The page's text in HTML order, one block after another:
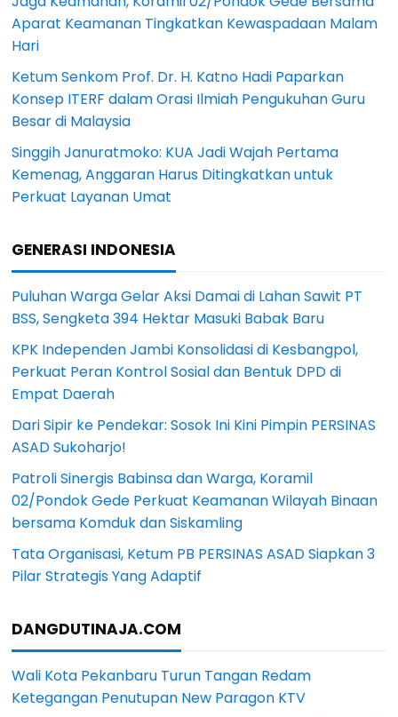
Aparat Keamanan Tingkatkan Kewaspadaan Malam
Hari
Ketum Senkom Prof. Dr. H. Katno Hadi Paparkan
Konsep ITERF dalam Orasi Ilmiah Pengukuhan Guru
Besar di Malaysia
Singgih Januratmoko: KUA Jadi Wajah Pertama
Kemenag, Anggaran Harus Ditingkatkan untuk
Perkuat Layanan Umat
GENERASI INDONESIA
Puluhan Warga Gelar Aksi Damai di Lahan Sawit PT
BSS, Sengketa 394 Hektar Masuki Babak Baru
KPK Independen Jambi Konsolidasi di Kesbangpol,
Perkuat Peran Kontrol Sosial dan Bentuk DPD di
Empat Daerah
Dari Sipir ke Pendekar: Sosok Ini Kini Pimpin PERSINAS
ASAD Sukoharjo!
Patroli Sinergis Babinsa dan Warga, Koramil
02/Pondok Gede Perkuat Keamanan Wilayah Binaan
bersama Komduk dan Siskamling
Tata Organisasi, Ketum PB PERSINAS ASAD Siapkan 3
Pilar Strategis Yang Adaptif
DANGDUTINAJA.COM
Wali Kota Pekanbaru Turun Tangan Redam
Ketegangan Penutupan New Paragon KTV